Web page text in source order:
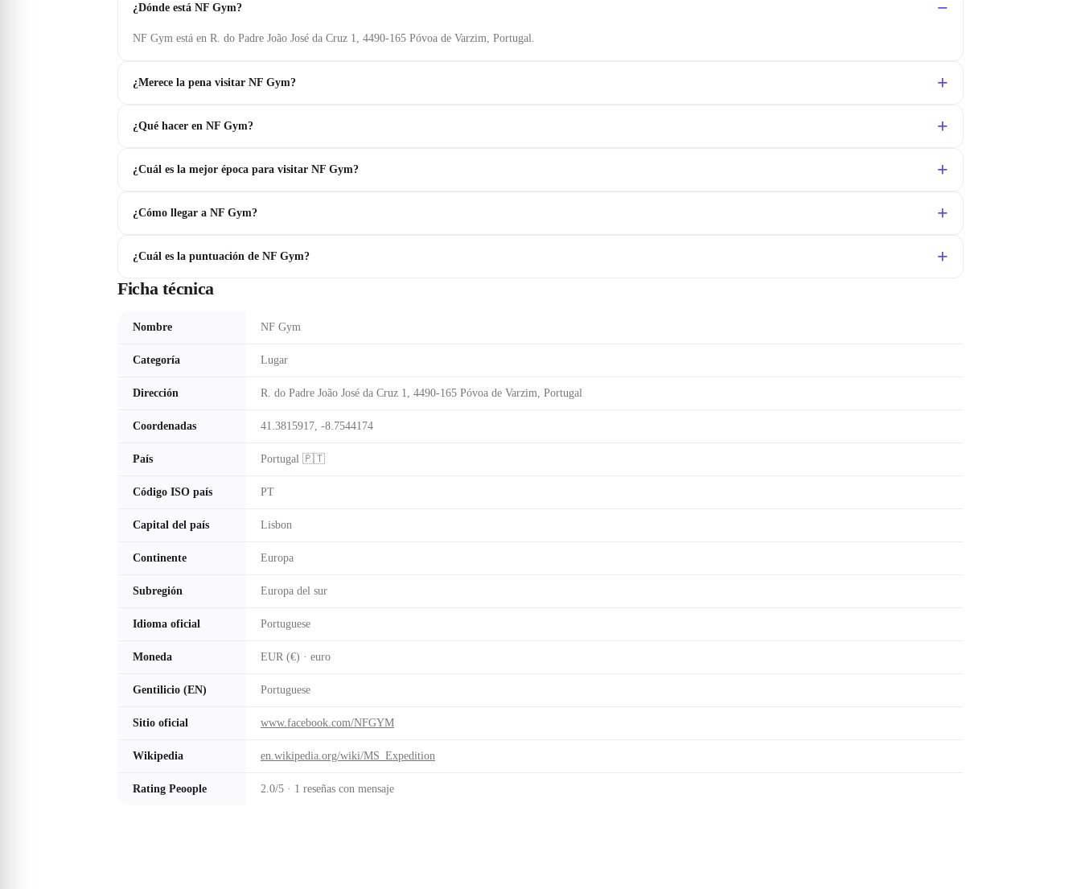
¿Dónde está NF Gym?
NF Gym está en R. do Padre João José da Cruz 1, 4490-165 Póvoa de Varzim, Portugal.
¿Merece la pena visitar NF Gym?
¿Qué hacer en NF Gym?
¿Cuál es la mejor época para visitar NF Gym?
¿Cómo llegar a NF Gym?
¿Cuál es la puntuación de NF Gym?
Ficha técnica
Nombre NF Gym
Categoría Lugar
Dirección R. do Padre João José da Cruz 1, 4490-165 Póvoa de Varzim, Portugal
Coordenadas 41.3815917, -8.7544174
País Portugal 🇵🇹
Código ISO país PT
Capital del país Lisbon
Continente Europa
Subregión Europa del sur
Idioma oficial Portuguese
Moneda EUR (€) · euro
Gentilicio (EN) Portuguese
Sitio oficial www.facebook.com/NFGYM
Wikipedia en.wikipedia.org/wiki/MS_Expedition
Rating Peoople 2.0/5 · 1 reseñas con mensaje